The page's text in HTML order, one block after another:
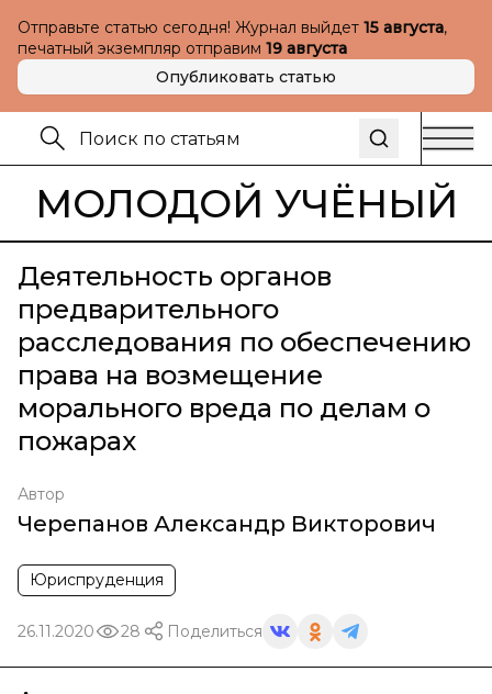
Отправьте статью сегодня! Журнал выйдет 15 августа,
печатный экземпляр отправим 19 августа
Опубликовать статью
МОЛОДОЙ УЧЁНЫЙ
Деятельность органов
предварительного
расследования по обеспечению
права на возмещение
морального вреда по делам о
пожарах
Автор
Черепанов Александр Викторович
Юриспруденция
26.11.2020 28 Поделиться